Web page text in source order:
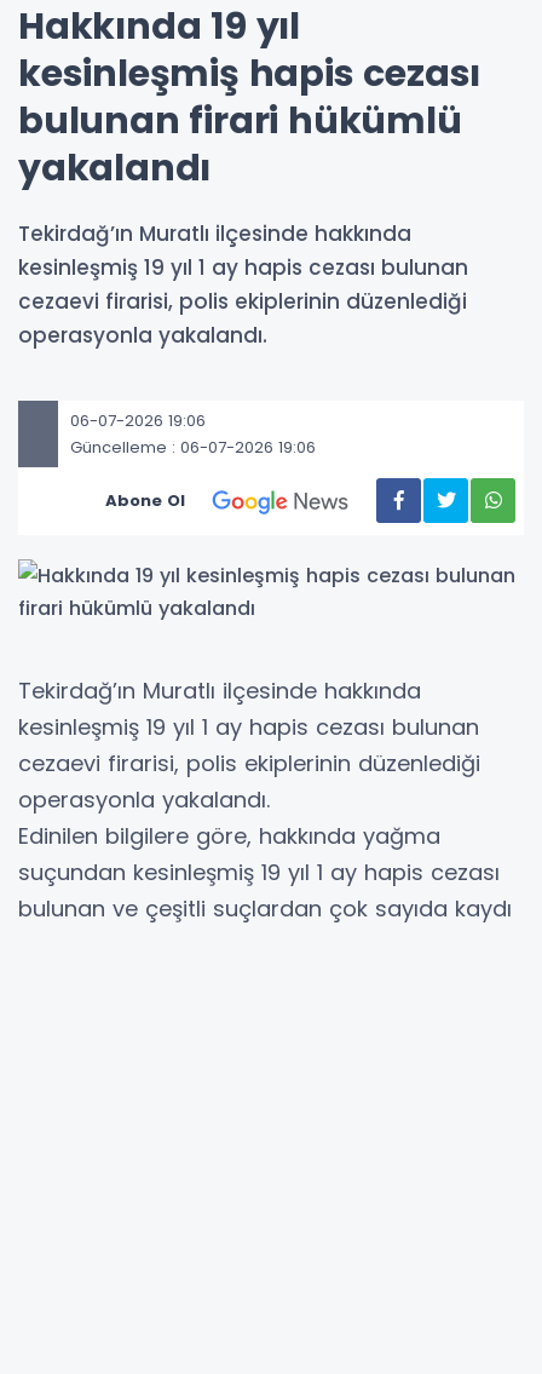
Hakkında 19 yıl
kesinleşmiş hapis cezası
bulunan firari hükümlü
yakalandı
Tekirdağ’ın Muratlı ilçesinde hakkında
kesinleşmiş 19 yıl 1 ay hapis cezası bulunan
cezaevi firarisi, polis ekiplerinin düzenlediği
operasyonla yakalandı.
06-07-2026 19:06
Güncelleme : 06-07-2026 19:06
Abone Ol
Tekirdağ’ın Muratlı ilçesinde hakkında
kesinleşmiş 19 yıl 1 ay hapis cezası bulunan
cezaevi firarisi, polis ekiplerinin düzenlediği
operasyonla yakalandı.
Edinilen bilgilere göre, hakkında yağma
suçundan kesinleşmiş 19 yıl 1 ay hapis cezası
bulunan ve çeşitli suçlardan çok sayıda kaydı